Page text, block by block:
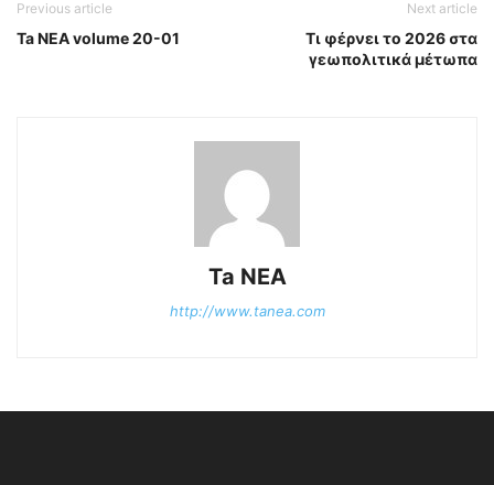
Previous article
Ta NEA volume 20-01
Next article
Τι φέρνει το 2026 στα
γεωπολιτικά μέτωπα
Ta NEA
http://www.tanea.com